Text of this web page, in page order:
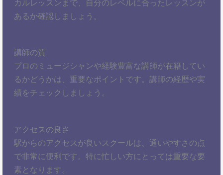
カルレッスンまで、自分のレベルに合ったレッスンが
あるか確認しましょう。
講師の質
プロのミュージシャンや経験豊富な講師が在籍してい
るかどうかは、重要なポイントです。講師の経歴や実
績をチェックしましょう。
アクセスの良さ
駅からのアクセスが良いスクールは、通いやすさの点
で非常に便利です。特に忙しい方にとっては重要な要
素となります。